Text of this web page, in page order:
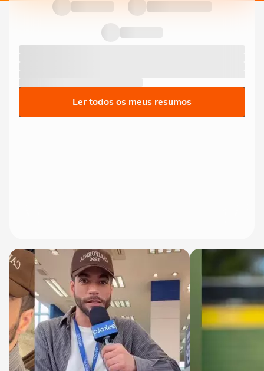
Ler todos os meus resumos